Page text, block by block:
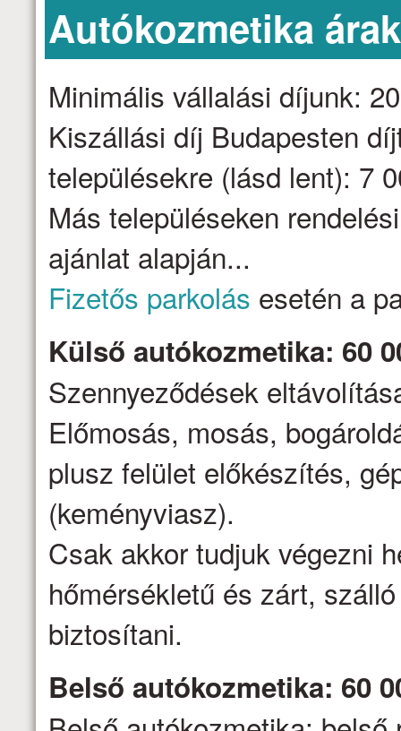
Autókozmetika árak
Minimális vállalási díjunk:
Kiszállási díj Budapesten
településekre (lásd lent): 7
Más településeken
ajánlat alapján...
Fizetős parkolás esetén a
Külső autókozmetika: 60
Szennyeződések
Előmosás, mosás,
plusz felület előkészítés,
(keményviasz).
Csak akkor tudjuk végezni
hőmérsékletű és zárt,
biztosítani.
Belső autókozmetika: 60